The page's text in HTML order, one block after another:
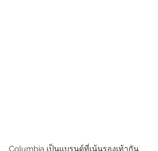
Columbia เป็นแบรนด์ที่เน้นรองเท้ากัน